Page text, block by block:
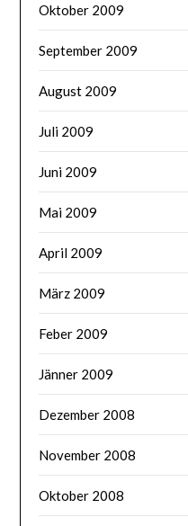
Oktober 2009
September 2009
August 2009
Juli 2009
Juni 2009
Mai 2009
April 2009
März 2009
Feber 2009
Jänner 2009
Dezember 2008
November 2008
Oktober 2008